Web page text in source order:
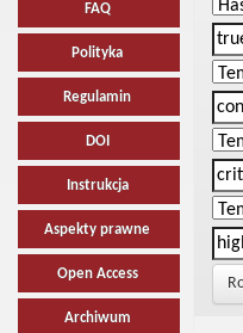
FAQ
Polityka
Regulamin
DOI
Instrukcja
Aspekty prawne
Open Access
Archiwum